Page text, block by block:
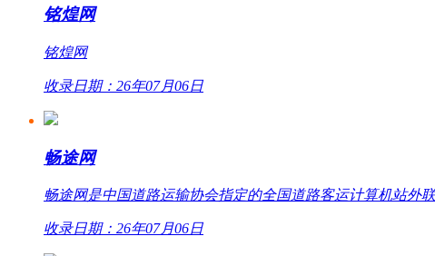
铭煌网
铭煌网
收录日期：26年07月06日
畅途网
畅途网是中国道路运输协会指定的全国道路客运计算机站外
收录日期：26年07月06日